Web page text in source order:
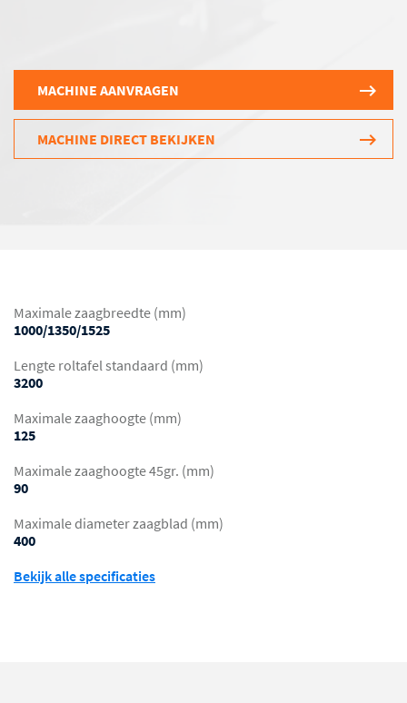
MACHINE AANVRAGEN
MACHINE DIRECT BEKIJKEN
Maximale zaagbreedte (mm)
1000/1350/1525
Lengte roltafel standaard (mm)
3200
Maximale zaaghoogte (mm)
125
Maximale zaaghoogte 45gr. (mm)
90
Maximale diameter zaagblad (mm)
400
Bekijk alle specificaties